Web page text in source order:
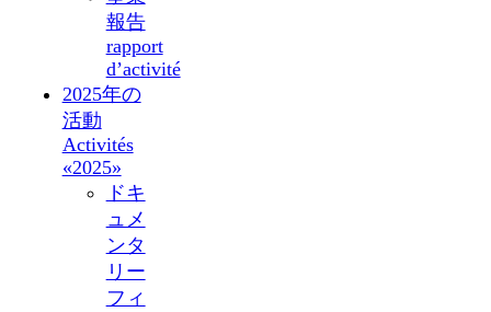
報告
rapport
d’activité
2025年の
活動
Activités
«2025»
ドキ
ュメ
ンタ
リー
フィ